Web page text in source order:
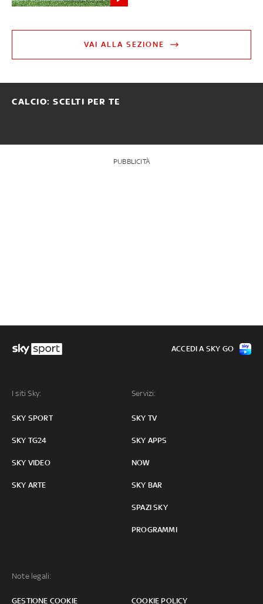
VAI ALLA SEZIONE
CALCIO: SCELTI PER TE
PUBBLICITÀ
I siti Sky:
SKY SPORT
SKY TG24
SKY VIDEO
SKY ARTE
Servizi:
SKY TV
SKY APPS
NOW
SKY BAR
SPAZI SKY
PROGRAMMI
Note legali:
GESTIONE COOKIE COOKIE POLICY
ACCEDI A SKY GO